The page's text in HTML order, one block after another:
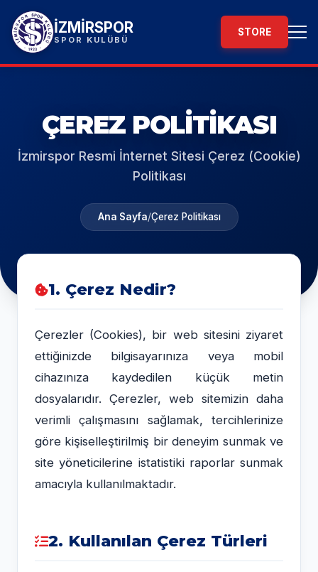
İZMİRSPOR
SPOR KULÜBÜ
STORE
ÇEREZ POLITIKASI
İzmirspor Resmi İnternet Sitesi Çerez (Cookie)
Politikası
Ana Sayfa/Çerez Politikası
1. Çerez Nedir?
Çerezler (Cookies), bir web sitesini ziyaret
ettiğinizde bilgisayarınıza veya mobil
cihazınıza kaydedilen küçük metin
dosyalarıdır. Çerezler, web sitemizin daha
verimli çalışmasını sağlamak, tercihlerinize
göre kişiselleştirilmiş bir deneyim sunmak ve
site yöneticilerine istatistiki raporlar sunmak
amacıyla kullanılmaktadır.
2. Kullanılan Çerez Türleri